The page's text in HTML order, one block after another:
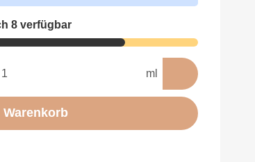
8 verfügbar
ml
Warenkorb